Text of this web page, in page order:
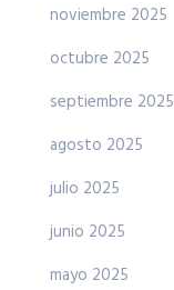
noviembre 2025
octubre 2025
septiembre 2025
agosto 2025
julio 2025
junio 2025
mayo 2025